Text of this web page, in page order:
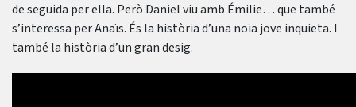
de seguida per ella. Però Daniel viu amb Émilie… que també
s’interessa per Anaïs. És la història d’una noia jove inquieta. I
també la història d’un gran desig.